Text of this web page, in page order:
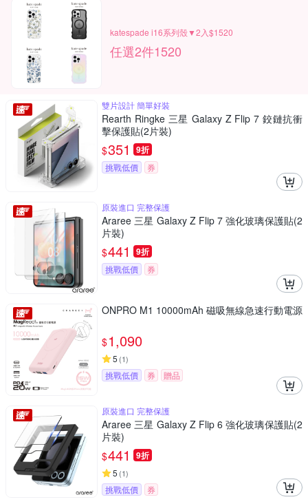
katespade i16系列殼▼2入$1520
任選2件1520
雙片設計 簡單好裝
Rearth Ringke 三星 Galaxy Z Flip 7 鉸鏈抗衝
擊保護貼(2片裝)
$351 9折
挑戰低價 券
原裝進口 完整保護
Araree 三星 Galaxy Z Flip 7 強化玻璃保護貼(2
片裝)
$441 9折
挑戰低價 券
ONPRO M1 10000mAh 磁吸無線急速行動電源
$1,090
5 (1)
挑戰低價 券 贈品
原裝進口 完整保護
Araree 三星 Galaxy Z Flip 6 強化玻璃保護貼(2
片裝)
$441 9折
5 (1)
挑戰低價
券